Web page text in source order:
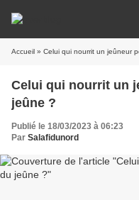
Accueil » Celui qui nourrit un jeûneur
Celui qui nourrit un
jeûne ?
Publié le 18/03/2023 à 06:23
Par Salafidunord